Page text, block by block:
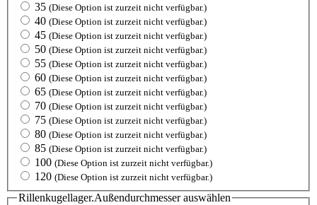
35 (Diese Option ist zurzeit nicht verfügbar.)
40 (Diese Option ist zurzeit nicht verfügbar.)
45 (Diese Option ist zurzeit nicht verfügbar.)
50 (Diese Option ist zurzeit nicht verfügbar.)
55 (Diese Option ist zurzeit nicht verfügbar.)
60 (Diese Option ist zurzeit nicht verfügbar.)
65 (Diese Option ist zurzeit nicht verfügbar.)
70 (Diese Option ist zurzeit nicht verfügbar.)
75 (Diese Option ist zurzeit nicht verfügbar.)
80 (Diese Option ist zurzeit nicht verfügbar.)
85 (Diese Option ist zurzeit nicht verfügbar.)
100 (Diese Option ist zurzeit nicht verfügbar.)
120 (Diese Option ist zurzeit nicht verfügbar.)
Rillenkugellager.Außendurchmesserauswählen